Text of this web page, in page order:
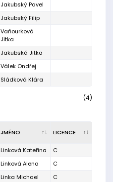
Jakubský Pavel
Jakubský Filip
Vaňourková
Jitka
Jakubská Jitka
Válek Ondřej
Sládková Klára
(4)
JMÉNO LICENCE
Linková Kateřina
C
Linková Alena
C
Linka Michael
C